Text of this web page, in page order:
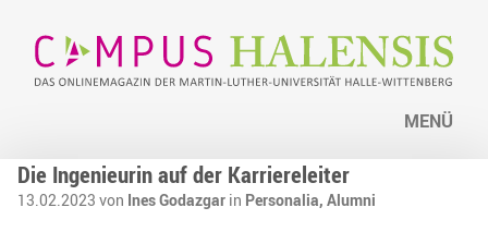
MENÜ
Die Ingenieurin auf der Karriereleiter
13.02.2023 von Ines Godazgar in Personalia, Alumni